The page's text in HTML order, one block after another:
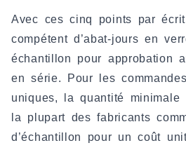
Avec ces cinq points par
compétent d’abat-jours en
échantillon pour approbation
en série. Pour les
uniques, la quantité minimale
la plupart des fabricants
d’échantillon pour un coût